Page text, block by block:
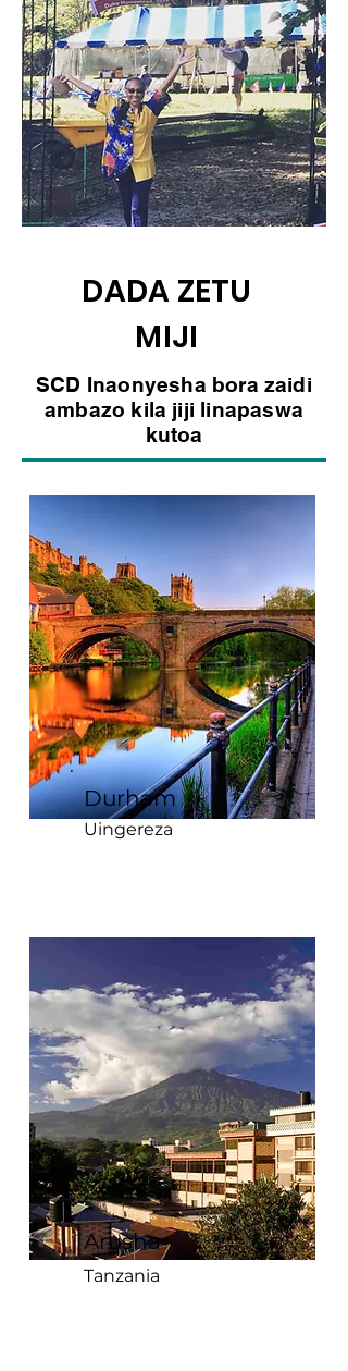
DADA ZETU
MIJI
SCD Inaonyesha bora zaidi
ambazo kila jiji linapaswa
kutoa
Durham
Uingereza
Arusha
Tanzania